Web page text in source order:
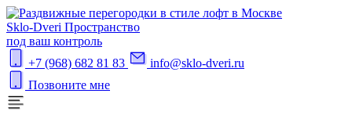
Sklo-Dveri Пространство
под ваш контроль
+7 (968) 682 81 83
info@sklo-dveri.ru
Позвоните мне